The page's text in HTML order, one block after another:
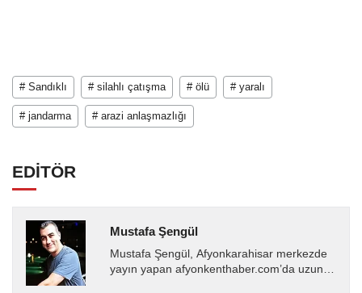
# Sandıklı # silahlı çatışma # ölü # yaralı
# jandarma # arazi anlaşmazlığı
EDİTÖR
Mustafa Şengül
Mustafa Şengül, Afyonkarahisar merkezde
yayın yapan afyonkenthaber.com’da uzun